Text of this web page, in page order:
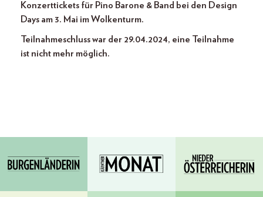
Konzerttickets für Pino Barone & Band bei den Design
Days am 3. Mai im Wolkenturm.
Teilnahmeschluss war der 29.04.2024, eine Teilnahme
ist nicht mehr möglich.